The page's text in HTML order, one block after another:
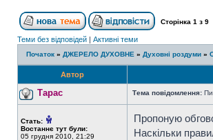
Сторінка 1 з 9
Теми без відповідей | Активні теми
Початок » ДЖЕРЕЛО ДУХОВНЕ » Духовні роздуми »
Автор
Тарас Тема повідомлення:
Стать:
Востаннє тут були:
05 грудня 2010, 21:29
Пропоную
Наскільки